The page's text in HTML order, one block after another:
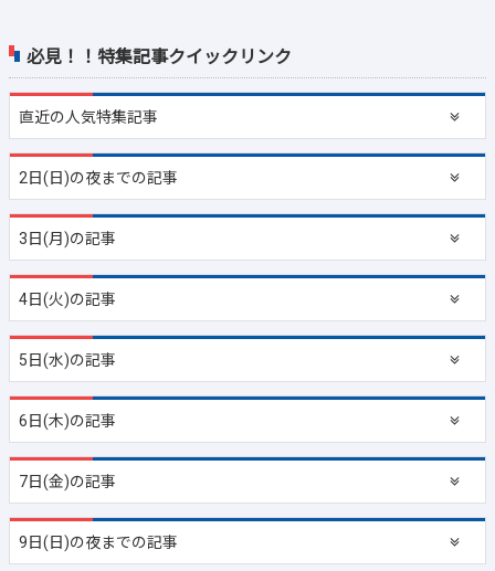
必見！！特集記事クイックリンク
直近の人気特集記事
2日(日)の夜までの記事
3日(月)の記事
4日(火)の記事
5日(水)の記事
6日(木)の記事
7日(金)の記事
9日(日)の夜までの記事